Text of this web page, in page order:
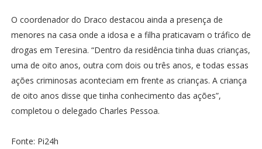
O coordenador do Draco destacou ainda a presença de
menores na casa onde a idosa e a filha praticavam o tráfico de
drogas em Teresina. “Dentro da residência tinha duas crianças,
uma de oito anos, outra com dois ou três anos, e todas essas
ações criminosas aconteciam em frente as crianças. A criança
de oito anos disse que tinha conhecimento das ações”,
completou o delegado Charles Pessoa.
Fonte: Pi24h